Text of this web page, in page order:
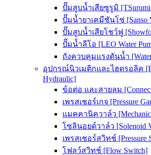
ปั๊มสูบน้ำเสียซูรูมิ [TSurumi
ปั๊มน้ำยาเคมีซันโซ่ [Sanso
ปั๊มสูบน้ำเสียโชว์ฟู
ปั๊มน้ำลีโอ [LEO Water
ถังควบคุมแรงดันน้ำ [Water
อุปกรณ์นิวเมติกและไฮดรอลิค
Hydraulic]
ข้อต่อ และสายลม
เพรสเชอร์เกจ [Pressure
แมคคานิควาล์ว
โซลินอยด์วาล์ว [Solenoid
เพรสเชอร์สวิทช์ [Pressure
โฟลว์สวิทช์ [Flow Switch]